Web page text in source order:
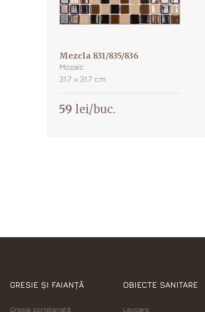
Mezcla 831/835/836
Mozaic
31.7 х 31.7 cm
59 lei/buc.
GRESIE ȘI FAIANȚĂ
Gresie porțelanată
OBIECTE SANITARE
Lavoare